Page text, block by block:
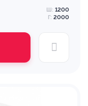
Ш: 1200
Г: 2000